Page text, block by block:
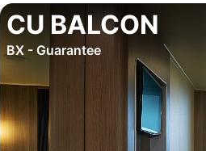
CU BALCON
BX - Guarantee